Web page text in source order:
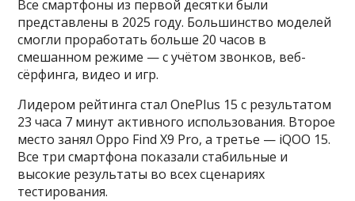
Все смартфоны из первой десятки были
представлены в 2025 году. Большинство моделей
смогли проработать больше 20 часов в
смешанном режиме — с учётом звонков, веб-
сёрфинга, видео и игр.
Лидером рейтинга стал OnePlus 15 с результатом
23 часа 7 минут активного использования. Второе
место занял Oppo Find X9 Pro, а третье — iQOO 15.
Все три смартфона показали стабильные и
высокие результаты во всех сценариях
тестирования.